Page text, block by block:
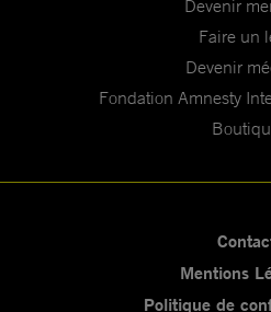
Devenir
Faire un
Devenir
Fondation Amnesty
Mentions
Politique de